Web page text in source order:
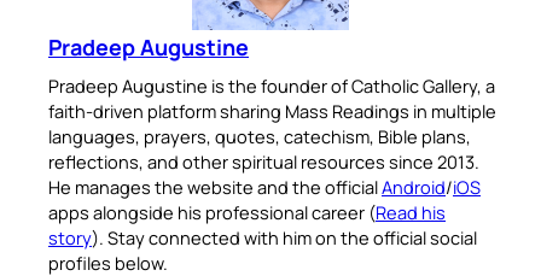
Pradeep Augustine
Pradeep Augustine is the founder of Catholic Gallery, a
faith-driven platform sharing Mass Readings in multiple
languages, prayers, quotes, catechism, Bible plans,
reflections, and other spiritual resources since 2013.
He manages the website and the officialAndroid/iOS
apps alongside his professional career (Read his
story). Stay connected with him on the official social
profiles below.